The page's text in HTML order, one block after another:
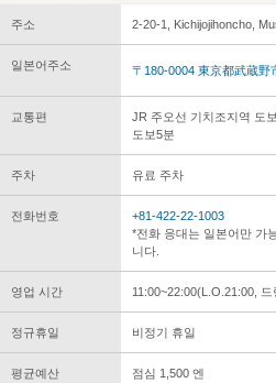
주소 2-20-1, Kichijojihoncho,
일본어주소 〒180-0004 東京都武蔵野
교통편
JR 주오선 기치조지역 도
도보5분
주차 유료 주차
전화번호
+81-422-22-1003
*전화 응대는 일본어만 가
니다.
영업 시간 11:00~22:00(L.O.21:00,
정규휴일 비정기 휴일
평균예산
점심 1,500 엔